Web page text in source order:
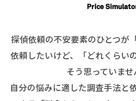
Price
探偵依頼の不安要素のひとつが
依頼したいけど、「どれくらい
そう思っていませ
自分の悩みに適した調査手法と